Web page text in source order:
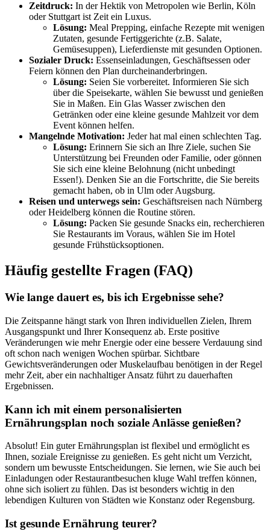
Zeitdruck: In der Hektik von Metropolen wie Berlin, Köln
oder Stuttgart ist Zeit ein Luxus.
Lösung: Meal Prepping, einfache Rezepte mit wenigen
Zutaten, gesunde Fertiggerichte (z.B. Salate,
Gemüsesuppen), Lieferdienste mit gesunden Optionen.
Sozialer Druck: Essenseinladungen, Geschäftsessen oder
Feiern können den Plan durcheinanderbringen.
Lösung: Seien Sie vorbereitet. Informieren Sie sich
über die Speisekarte, wählen Sie bewusst und genießen
Sie in Maßen. Ein Glas Wasser zwischen den
Getränken oder eine kleine gesunde Mahlzeit vor dem
Event können helfen.
Mangelnde Motivation: Jeder hat mal einen schlechten Tag.
Lösung: Erinnern Sie sich an Ihre Ziele, suchen Sie
Unterstützung bei Freunden oder Familie, oder gönnen
Sie sich eine kleine Belohnung (nicht unbedingt
Essen!). Denken Sie an die Fortschritte, die Sie bereits
gemacht haben, ob in Ulm oder Augsburg.
Reisen und unterwegs sein: Geschäftsreisen nach Nürnberg
oder Heidelberg können die Routine stören.
Lösung: Packen Sie gesunde Snacks ein, recherchieren
Sie Restaurants im Voraus, wählen Sie im Hotel
gesunde Frühstücksoptionen.
Häufig gestellte Fragen (FAQ)
Wie lange dauert es, bis ich Ergebnisse sehe?
Die Zeitspanne hängt stark von Ihren individuellen Zielen, Ihrem
Ausgangspunkt und Ihrer Konsequenz ab. Erste positive
Veränderungen wie mehr Energie oder eine bessere Verdauung sind
oft schon nach wenigen Wochen spürbar. Sichtbare
Gewichtsveränderungen oder Muskelaufbau benötigen in der Regel
mehr Zeit, aber ein nachhaltiger Ansatz führt zu dauerhaften
Ergebnissen.
Kann ich mit einem personalisierten
Ernährungsplan noch soziale Anlässe genießen?
Absolut! Ein guter Ernährungsplan ist flexibel und ermöglicht es
Ihnen, soziale Ereignisse zu genießen. Es geht nicht um Verzicht,
sondern um bewusste Entscheidungen. Sie lernen, wie Sie auch bei
Einladungen oder Restaurantbesuchen kluge Wahl treffen können,
ohne sich isoliert zu fühlen. Das ist besonders wichtig in den
lebendigen Kulturen von Städten wie Konstanz oder Regensburg.
Ist gesunde Ernährung teurer?